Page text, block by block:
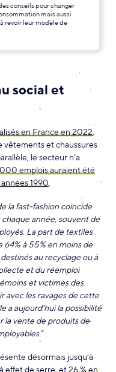
conseils pour changer
mais aussi
revoir leur modèle de
social et
en France en 2022
vêtements et chaussures
le secteur n’a
emplois auraient été
1990
la fast-fashion coïncide
année, souvent de
La part de textiles
64% à 55% en moins de
au recyclage ou à
et du réemploi
et victimes des
avec les ravages de cette
a aujourd’hui la possibilité
la vente de produits de
.”
désormais jusqu’à
effet de serre, et 26 % en